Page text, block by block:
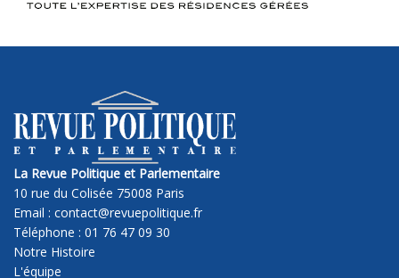
La Revue Politique et Parlementaire
10 rue du Colisée 75008 Paris
Email : contact@revuepolitique.fr
Téléphone : 01 76 47 09 30
Notre Histoire
L'équipe